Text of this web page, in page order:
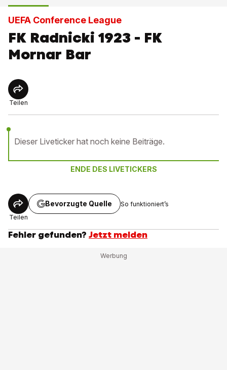
UEFA Conference League
FK Radnicki 1923 - FK
Mornar Bar
Teilen
Dieser Liveticker hat noch keine Beiträge.
ENDE DES LIVETICKERS
Teilen
Bevorzugte Quelle So funktioniert’s
Fehler gefunden? Jetzt melden